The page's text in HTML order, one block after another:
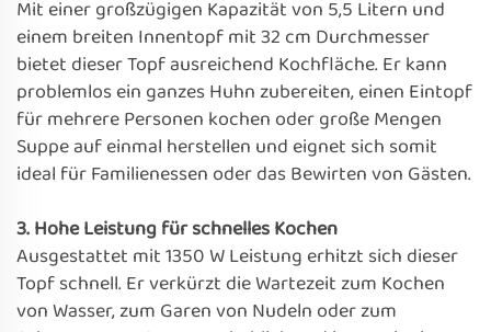
Mit einer großzügigen Kapazität von 5,5 Litern und
einem breiten Innentopf mit 32 cm Durchmesser
bietet dieser Topf ausreichend Kochfläche. Er kann
problemlos ein ganzes Huhn zubereiten, einen Eintopf
für mehrere Personen kochen oder große Mengen
Suppe auf einmal herstellen und eignet sich somit
ideal für Familienessen oder das Bewirten von Gästen.
3. Hohe Leistung für schnelles Kochen
Ausgestattet mit 1350 W Leistung erhitzt sich dieser
Topf schnell. Er verkürzt die Wartezeit zum Kochen
von Wasser, zum Garen von Nudeln oder zum